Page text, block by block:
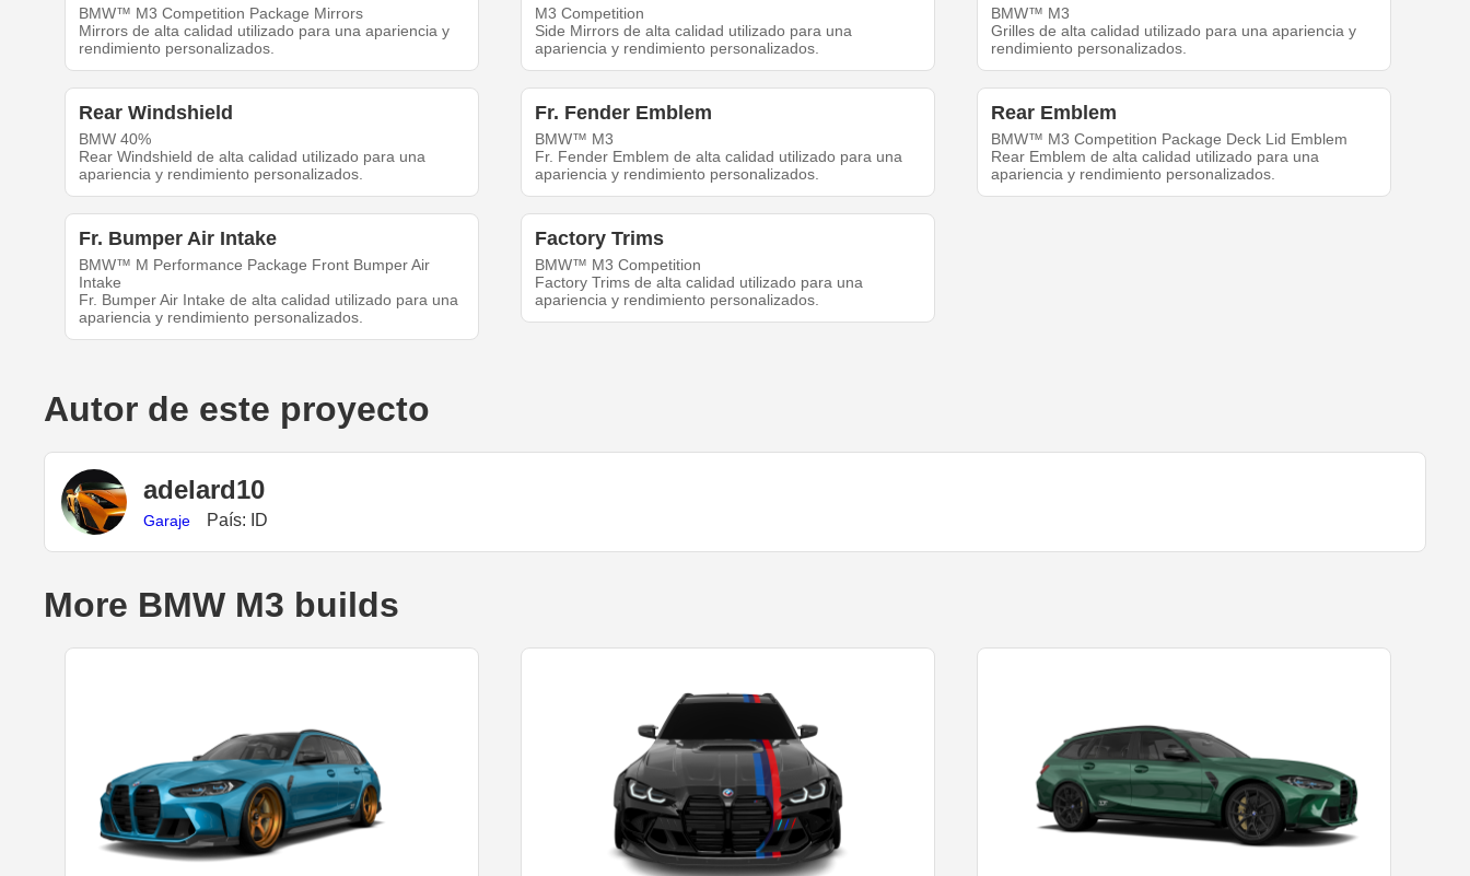
BMW™ M3 Competition Package Mirrors
Mirrors de alta calidad utilizado para una apariencia y
rendimiento personalizados.
M3 Competition
Side Mirrors de alta calidad utilizado para una
apariencia y rendimiento personalizados.
BMW™ M3
Grilles de alta calidad utilizado para una apariencia y
rendimiento personalizados.
Rear Windshield
BMW 40%
Rear Windshield de alta calidad utilizado para una
apariencia y rendimiento personalizados.
Fr. Fender Emblem
BMW™ M3
Fr. Fender Emblem de alta calidad utilizado para una
apariencia y rendimiento personalizados.
Rear Emblem
BMW™ M3 Competition Package Deck Lid Emblem
Rear Emblem de alta calidad utilizado para una
apariencia y rendimiento personalizados.
Fr. Bumper Air Intake
BMW™ M Performance Package Front Bumper Air
Intake
Fr. Bumper Air Intake de alta calidad utilizado para una
apariencia y rendimiento personalizados.
Factory Trims
BMW™ M3 Competition
Factory Trims de alta calidad utilizado para una
apariencia y rendimiento personalizados.
Autor de este proyecto
adelard10
Garaje País: ID
More BMW M3 builds